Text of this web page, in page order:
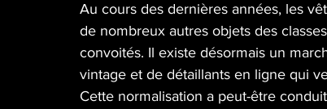
Au cours des dernières années, les
de nombreux autres objets des
convoités. Il existe désormais un
vintage et de détaillants en ligne qui
Cette normalisation a peut-être